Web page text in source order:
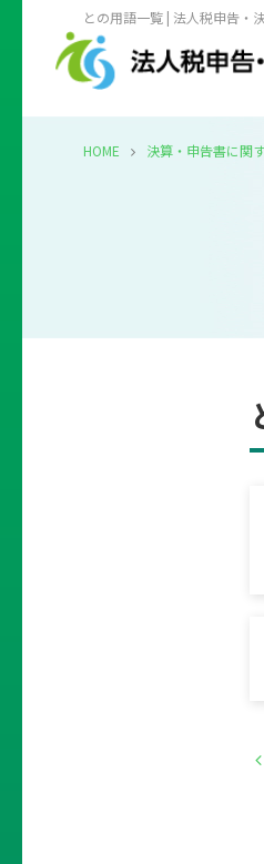
HOME 決算・申告書に関
との用語一覧 | 法人税申告・